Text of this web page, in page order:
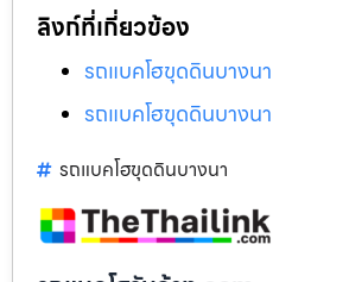
ลิงก์ที่เกี่ยวข้อง
รถแบคโฮขุดดินบางนา
รถแบคโฮขุดดินบางนา
รถแบคโฮขุดดินบางนา